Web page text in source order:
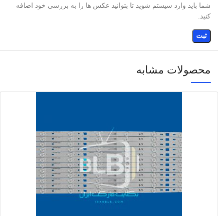
شما باید وارد سیستم شوید تا بتوانید عکس ها را به بررسی خود اضافه
کنید.
محصولات مشابه